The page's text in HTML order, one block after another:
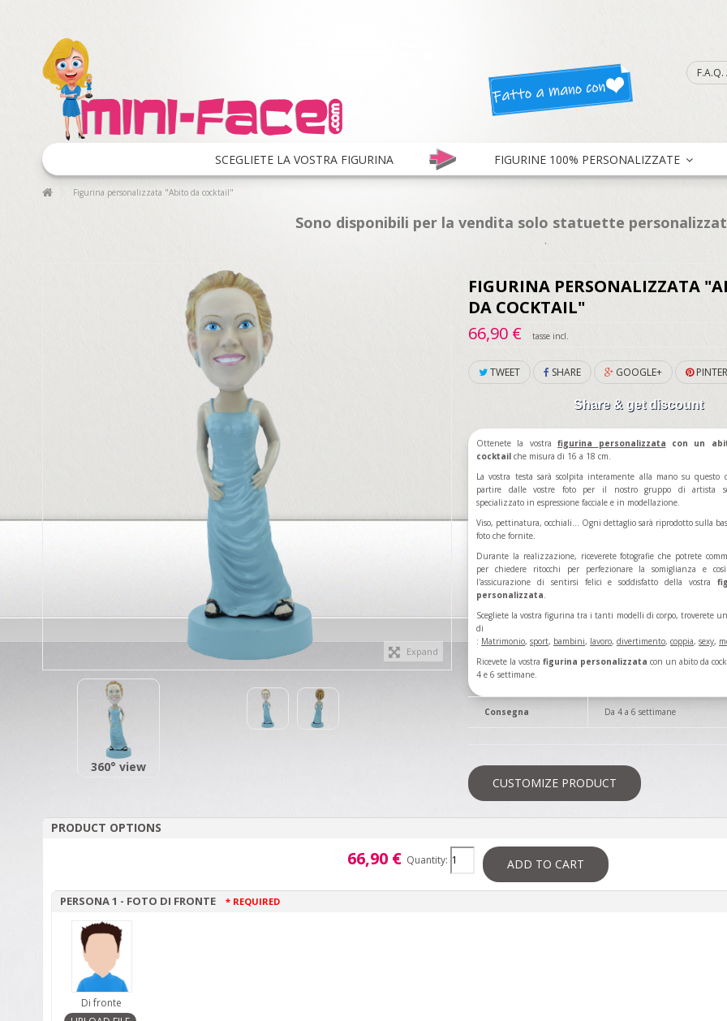
SCEGLIETE LA VOSTRA FIGURINA FIGURINE 100% PERSONALIZZATE
Figurina personalizzata "Abito da cocktail"
Sono disponibili per la vendita solo statuette
.
Expand
360° view
FIGURINA PERSONALIZZATA
DA COCKTAIL"
66,90 €
tasse incl.
TWEET SHARE GOOGLE+
Share & get discount
Ottenete la vostrafigurina personalizzata con un
cocktail che misura di 16 a 18 cm.
La vostra testa sarà scolpita interamente alla mano su questo
partire dalle vostre foto per il nostro gruppo di artista
specializzato in espressione facciale e in modellazione.
Viso, pettinatura, occhiali... Ogni dettaglio sarà riprodotto sulla
foto che fornite.
Durante la realizzazione, riceverete fotografie che potrete
per chiedere ritocchi per perfezionare la somiglianza e
l'assicurazione di sentirsi felici e soddisfatto della vostra
personalizzata.
Scegliete la vostra figurinatra i tanti modelli di corpo, troverete
di
: Matrimonio, sport, bambini, lavoro, divertimento, coppia, sexy,
Ricevete la vostra figurina personalizzata con un abito da
4 e 6 settimane.
Consegna Da 4 a 6 settimane
CUSTOMIZE PRODUCT
PRODUCT OPTIONS
66,90 € Quantity: ADD TO CART
PERSONA 1 - FOTO DI FRONTE * REQUIRED
Di fronte